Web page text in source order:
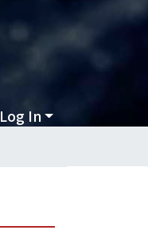
Log In